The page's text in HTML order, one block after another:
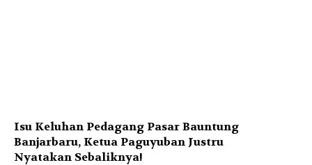
Isu Keluhan Pedagang Pasar Bauntung
Banjarbaru, Ketua Paguyuban Justru
Nyatakan Sebaliknya!